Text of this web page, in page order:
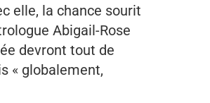
elle, la chance sourit
Abigail-Rose
devront tout de
« globalement,